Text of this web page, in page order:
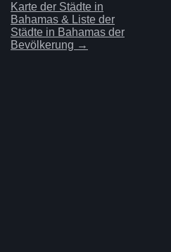
Karte der Städte in
Bahamas & Liste der
Städte in Bahamas der
Bevölkerung →